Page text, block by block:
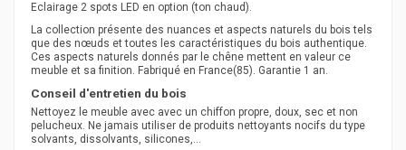
Eclairage 2 spots LED en option (ton chaud).
La collection présente des nuances et aspects naturels du bois tels
que des nœuds et toutes les caractéristiques du bois authentique.
Ces aspects naturels donnés par le chêne mettent en valeur ce
meuble et sa finition. Fabriqué en France(85). Garantie 1 an.
Conseil d'entretien du bois
Nettoyez le meuble avec avec un chiffon propre, doux, sec et non
pelucheux. Ne jamais utiliser de produits nettoyants nocifs du type
solvants, dissolvants, silicones,...